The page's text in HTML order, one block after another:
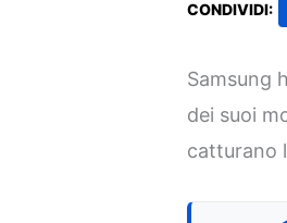
CONDIVIDI:
Samsung
dei suoi
catturano